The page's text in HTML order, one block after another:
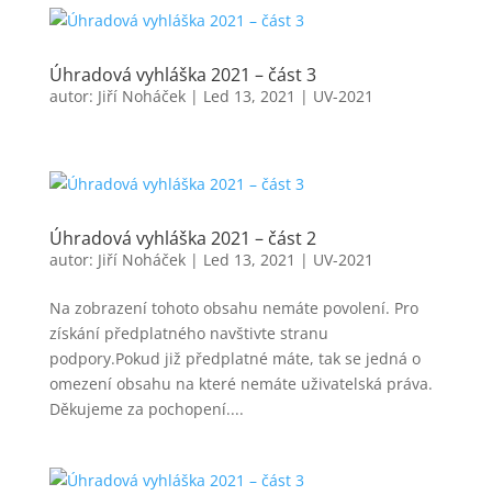
Úhradová vyhláška 2021 – část 3
autor: Jiří Noháček| Led 13, 2021 | UV-2021
Úhradová vyhláška 2021 – část 2
autor: Jiří Noháček| Led 13, 2021 | UV-2021
Na zobrazení tohoto obsahu nemáte povolení. Pro
získání předplatného navštivte stranu
podpory.Pokud již předplatné máte, tak se jedná o
omezení obsahu na které nemáte uživatelská práva.
Děkujeme za pochopení....